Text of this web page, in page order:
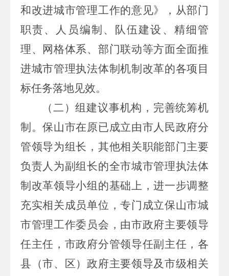
和改进城市管理工作的意见》，从部门
职责、人员编制、队伍建设、精细管
理、网格体系、部门联动等方面全面推
进城市管理执法体制机制改革的各项目
标任务落地见效。
（二）组建议事机构，完善统筹机
制。保山市在原已成立由市人民政府分
管领导为组长，其他相关职能部门主要
负责人为副组长的全市城市管理执法体
制改革领导小组的基础上，进一步调整
充实相关成员单位，专门成立保山市城
市管理工作委员会，由市政府主要领导
任主任，市政府分管领导任副主任，各
县（市、区）政府主要领导及市级相关